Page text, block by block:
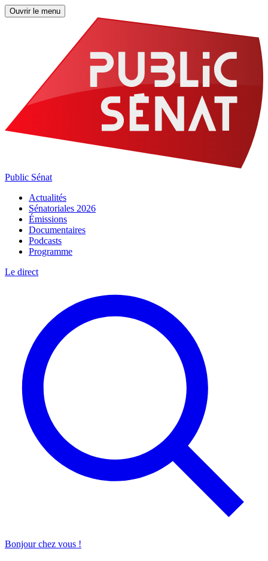
Ouvrir le menu
Public Sénat
Actualités
Sénatoriales 2026
Émissions
Documentaires
Podcasts
Programme
Le direct
Bonjour chez vous !